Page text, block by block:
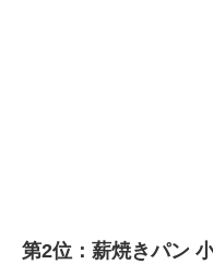
第2位：薪焼きパン